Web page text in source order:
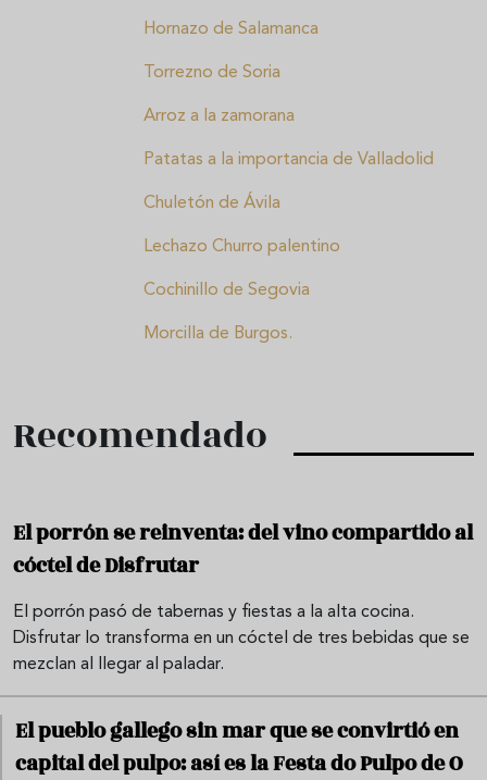
Hornazo de Salamanca
Torrezno de Soria
Arroz a la zamorana
Patatas a la importancia de Valladolid
Chuletón de Ávila
Lechazo Churro palentino
Cochinillo de Segovia
Morcilla de Burgos.
Recomendado
El porrón se reinventa: del vino compartido al
cóctel de Disfrutar
El porrón pasó de tabernas y fiestas a la alta cocina.
Disfrutar lo transforma en un cóctel de tres bebidas que se
mezclan al llegar al paladar.
El pueblo gallego sin mar que se convirtió en
capital del pulpo: así es la Festa do Pulpo de O